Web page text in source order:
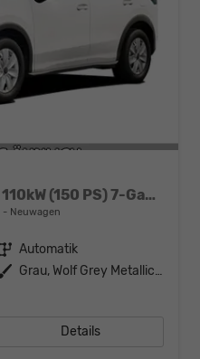
R-Line (R-Line) 1.5 eTSI 110kW (150 PS) 7-Gang-DSG
Neuwagen
Getriebe Automatik
Außenfarbe
Grau, Wolf Grey Metallic (A6)
Details